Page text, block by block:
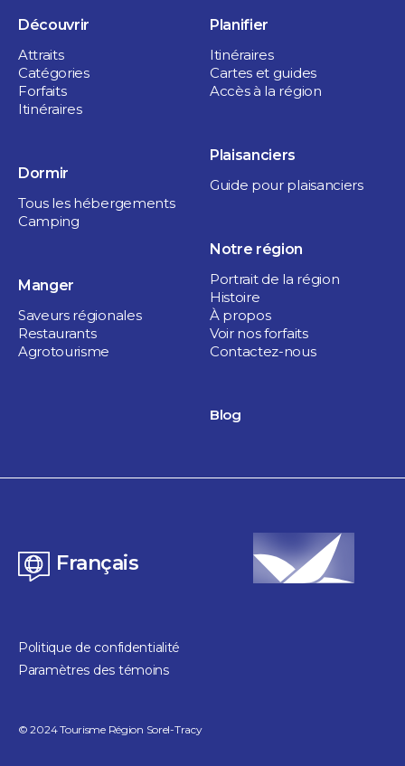
Découvrir
Attraits
Catégories
Forfaits
Itinéraires
Dormir
Tous les hébergements
Camping
Manger
Saveurs régionales
Restaurants
Agrotourisme
Planifier
Itinéraires
Cartes et guides
Accès à la région
Plaisanciers
Guide pour plaisanciers
Notre région
Portrait de la région
Histoire
À propos
Voir nos forfaits
Contactez-nous
Blog
Français
Politique de confidentialité
Paramètres des témoins
©2024Tourisme Région Sorel-Tracy